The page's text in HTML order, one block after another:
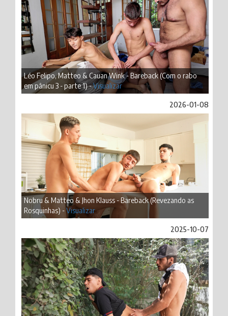
Léo Felipo, Matteo & Cauan Wink - Bareback (Com o rabo
em pânicu 3 - parte 1) -Visualizar
2026-01-08
Nobru & Matteo & Jhon Klauss - Bareback (Revezando as
Rosquinhas) -Visualizar
2025-10-07